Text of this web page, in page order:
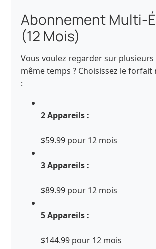
Abonnement Multi-
(12 Mois)
Vous voulez regarder sur plusieurs
même temps ? Choisissez le
:
2 Appareils :
$59.99 pour 12 mois
3 Appareils :
$89.99 pour 12 mois
5 Appareils :
$144.99 pour 12 mois